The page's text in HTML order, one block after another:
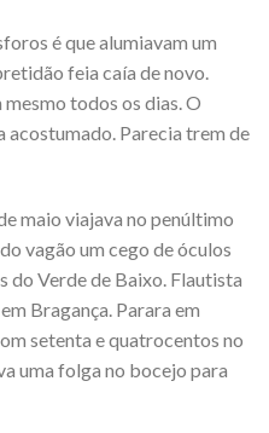
é que alumiavam um
feia caía de novo.
todos os dias. O
acostumado. Parecia trem de
maio viajava no penúltimo
vagão um cego de óculos
do Verde de Baixo. Flautista
Bragança. Parara em
setenta e quatrocentos no
uma folga no bocejo para